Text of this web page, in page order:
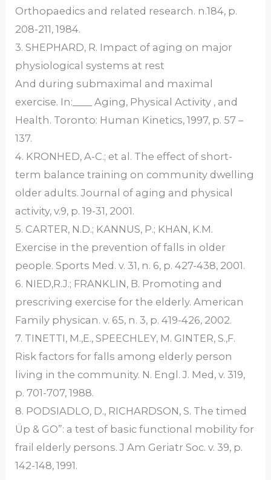
Orthopaedics and related research. n.184, p.
208-211, 1984.
3. SHEPHARD, R. Impact of aging on major
physiological systems at rest
And during submaximal and maximal
exercise. In:____ Aging, Physical Activity , and
Health. Toronto: Human Kinetics, 1997, p. 57 –
137.
4. KRONHED, A-C.; et al. The effect of short-
term balance training on community dwelling
older adults. Journal of aging and physical
activity, v.9, p. 19-31, 2001.
5. CARTER, N.D.; KANNUS, P.; KHAN, K.M.
Exercise in the prevention of falls in older
people. Sports Med. v. 31, n. 6, p. 427-438, 2001.
6. NIED,R.J.; FRANKLIN, B. Promoting and
prescriving exercise for the elderly. American
Family physican. v. 65, n. 3, p. 419-426, 2002.
7. TINETTI, M.,E., SPEECHLEY, M. GINTER, S.,F.
Risk factors for falls among elderly person
living in the community. N. Engl. J. Med, v. 319,
p. 701-707, 1988.
8. PODSIADLO, D., RICHARDSON, S. The timed
Üp & GO”: a test of basic functional mobility for
frail elderly persons. J Am Geriatr Soc. v. 39, p.
142-148, 1991.